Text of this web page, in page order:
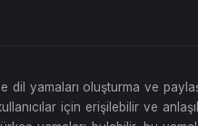
dil yamaları oluşturma ve
için erişilebilir ve